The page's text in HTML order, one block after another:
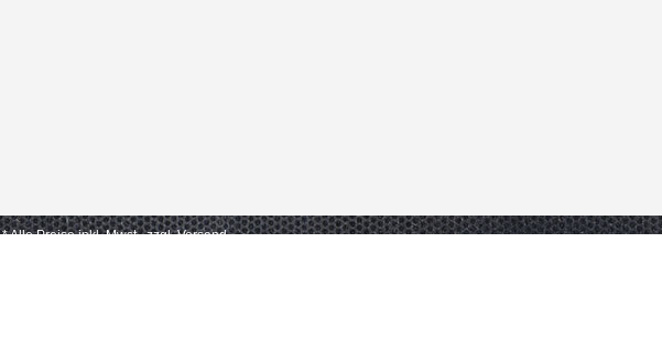
* Alle Preise inkl. Mwst., zzgl. Versand.